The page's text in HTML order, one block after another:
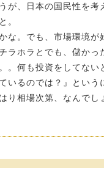
が、日本の国民性を考
。
な。でも、市場環境が
ラホラとでも、儲かっ
。何も投資をしてない
いるのでは？』という
り相場次第、なんでし